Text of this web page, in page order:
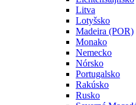
Litva
Lotyšsko
Madeira (POR)
Monako
Nemecko
Nórsko
Portugalsko
Rakúsko
Rusko